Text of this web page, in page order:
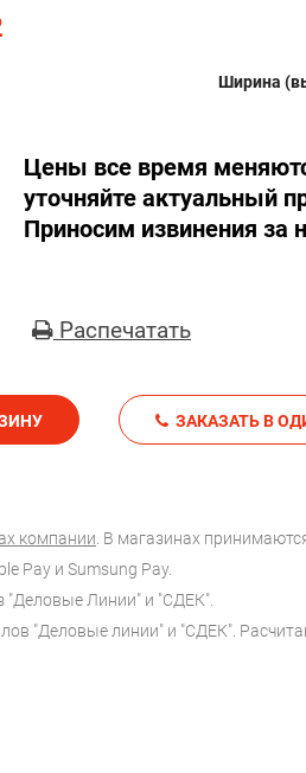
Ширина
Цены все время
уточняйте актуальный
Приносим извинения за
Распечатать
компании. В магазинах
Pay и Sumsung Pay.
"Деловые Линии" и "СДЕК".
"Деловые линии" и "СДЕК".